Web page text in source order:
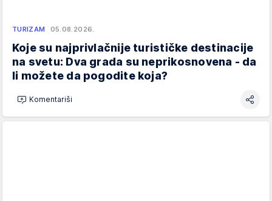
TURIZAM 05.08.2026.
Koje su najprivlačnije turističke destinacije
na svetu: Dva grada su neprikosnovena - da
li možete da pogodite koja?
Komentariši